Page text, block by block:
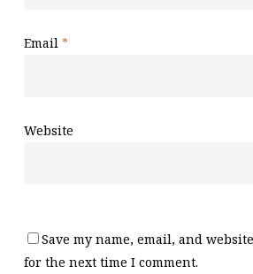
Email *
Website
Save my name, email, and
for the next time I comment.